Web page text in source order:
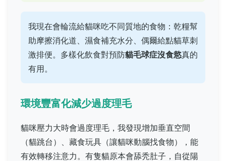
我現在會輪流給貓咪吃不同質地的食物：乾糧幫
助摩擦消化道、濕食補充水分、偶爾給點貓草刺
激排便。多樣化飲食對預防貓毛球症沒食慾真的
有用。
環境豐富化減少過度理毛
貓咪壓力大時會過度理毛，我發現增加垂直空間
（貓跳台）、藏食玩具（讓貓咪動腦找食物），能
有效轉移注意力。有隻貓原本會舔秃肚子，自從陽